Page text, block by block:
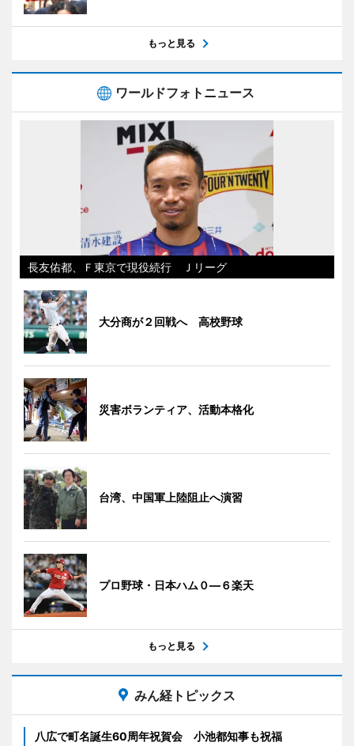
もっと見る
ワールドフォトニュース
長友佑都、Ｆ東京で現役続行 Ｊリーグ
大分商が２回戦へ 高校野球
災害ボランティア、活動本格化
台湾、中国軍上陸阻止へ演習
プロ野球・日本ハム０―６楽天
もっと見る
みん経トピックス
八広で町名誕生60周年祝賀会 小池都知事も祝福